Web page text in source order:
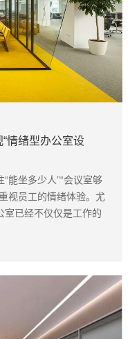
情绪型办公室设
能坐多少人”“会议室够
视员工的情绪体验。尤
室已经不仅仅是工作的